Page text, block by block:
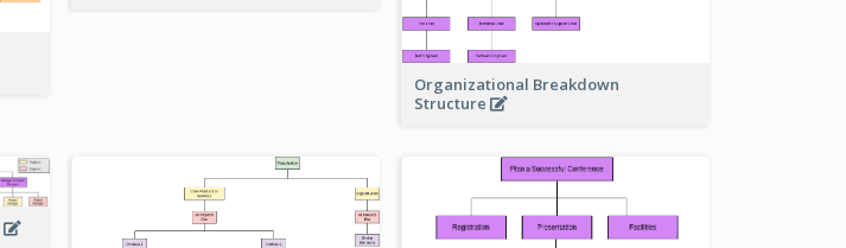
Organizational Breakdown
Structure